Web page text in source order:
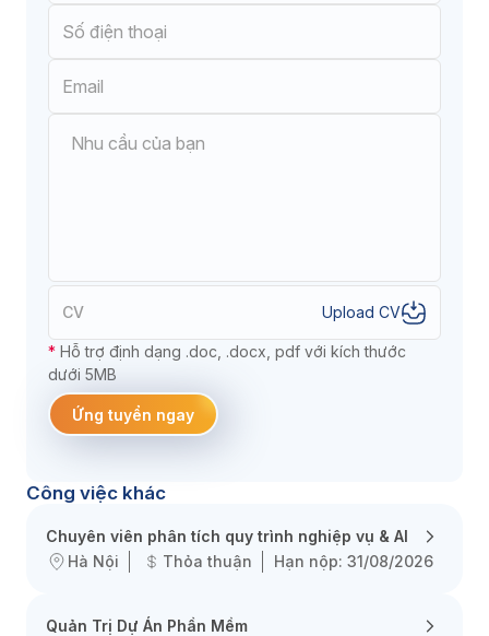
CV Upload CV
* Hỗ trợ định dạng .doc, .docx, pdf với kích thước
dưới 5MB
Ứng tuyển ngay
Công việc khác
Chuyên viên phân tích quy trình nghiệp vụ & AI
Hà Nội
Thỏa thuận Hạn nộp: 31/08/2026
Quản Trị Dự Án Phần Mềm